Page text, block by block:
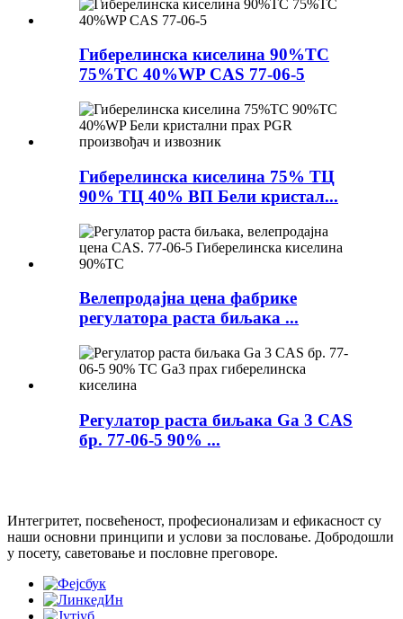
Гиберелинска киселина 90%TC
75%TC 40%WP CAS 77-06-5
Гиберелинска киселина 75% ТЦ
90% ТЦ 40% ВП Бели кристал...
Велепродајна цена фабрике
регулатора раста биљака ...
Регулатор раста биљака Ga 3 CAS
бр. 77-06-5 90% ...
Интегритет, посвећеност, професионализам и ефикасност су
наши основни принципи и услови за пословање. Добродошли
у посету, саветовање и пословне преговоре.